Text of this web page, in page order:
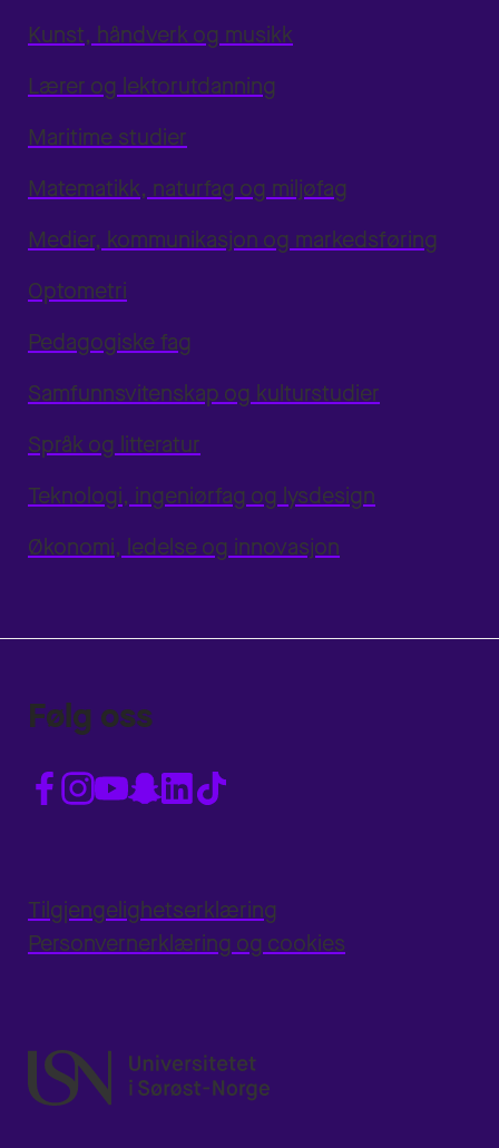
Kunst, håndverk og musikk
Lærer og lektorutdanning
Maritime studier
Matematikk, naturfag og miljøfag
Medier, kommunikasjon og markedsføring
Optometri
Pedagogiske fag
Samfunnsvitenskap og kulturstudier
Språk og litteratur
Teknologi, ingeniørfag og lysdesign
Økonomi, ledelse og innovasjon
Følg oss
Tilgjengelighetserklæring
Personvernerklæring og cookies